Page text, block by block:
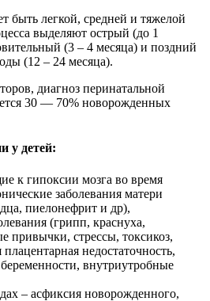
быть легкой, средней и тяжелой
выделяют острый (до 1
(3 – 4 месяца) и поздний
(12 – 24 месяца).
диагноз перинатальной
30 — 70% новорожденных
у детей:
к гипоксии мозга во время
заболевания матери
пиелонефрит и др),
(грипп, краснуха,
привычки, стрессы, токсикоз,
плацентарная недостаточность,
внутриутробные
– асфиксия новорожденного,